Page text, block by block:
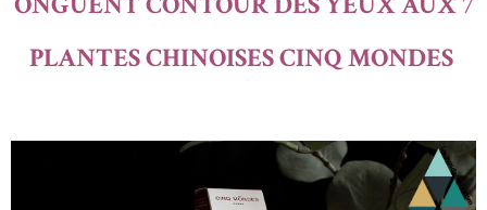
PLANTES CHINOISES CINQ MONDES